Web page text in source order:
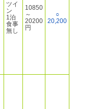
ツイ
ン
1泊
食事
無し
10850
～
20200
円
○
20,200